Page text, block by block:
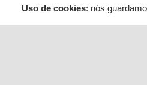
Uso de cookies: nós